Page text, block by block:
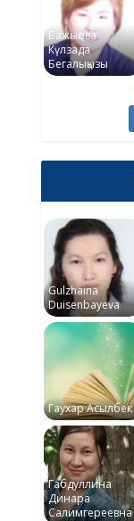
Бажықова
Күлзада
Бегалықызы
Gulzhaina
Duisenbayeva
Гаухар Асылбек
Габдуллина
Динара
Салимгереевна